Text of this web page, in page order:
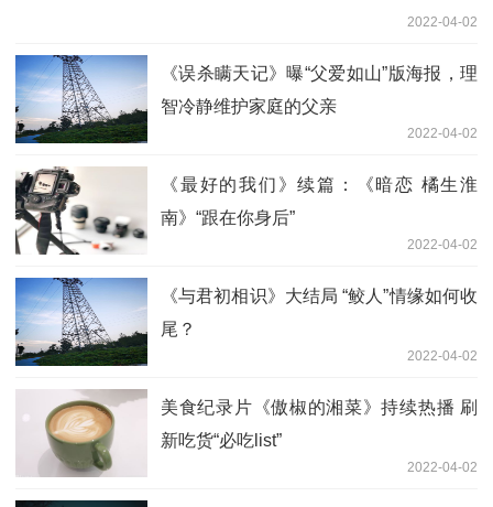
2022-04-02
《误杀瞒天记》曝“父爱如山”版海报，理
智冷静维护家庭的父亲
2022-04-02
《最好的我们》续篇：《暗恋 橘生淮
南》“跟在你身后”
2022-04-02
《与君初相识》大结局 “鲛人”情缘如何收
尾？
2022-04-02
美食纪录片《傲椒的湘菜》持续热播 刷
新吃货“必吃list”
2022-04-02